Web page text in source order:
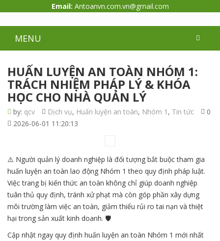
Email: Antoanvn.com.vn@gmail.com
MENU
HUẤN LUYỆN AN TOÀN NHÓM 1:
TRÁCH NHIỆM PHÁP LÝ & KHÓA
HỌC CHO NHÀ QUẢN LÝ
by: qcv Dịch vụ, Huấn luyện an toàn, Nhóm 1 , Tin tức
0
2026-06-01 11:20:13
⚠️ Người quản lý doanh nghiệp là đối tượng bắt buộc tham gia
huấn luyện an toàn lao động Nhóm 1 theo quy định pháp luật.
Việc trang bị kiến thức an toàn không chỉ giúp doanh nghiệp
tuân thủ quy định, tránh xử phạt mà còn góp phần xây dựng
môi trường làm việc an toàn, giảm thiểu rủi ro tai nạn và thiệt
hại trong sản xuất kinh doanh. 🛡️
Cập nhật ngay quy định huấn luyện an toàn Nhóm 1 mới nhất